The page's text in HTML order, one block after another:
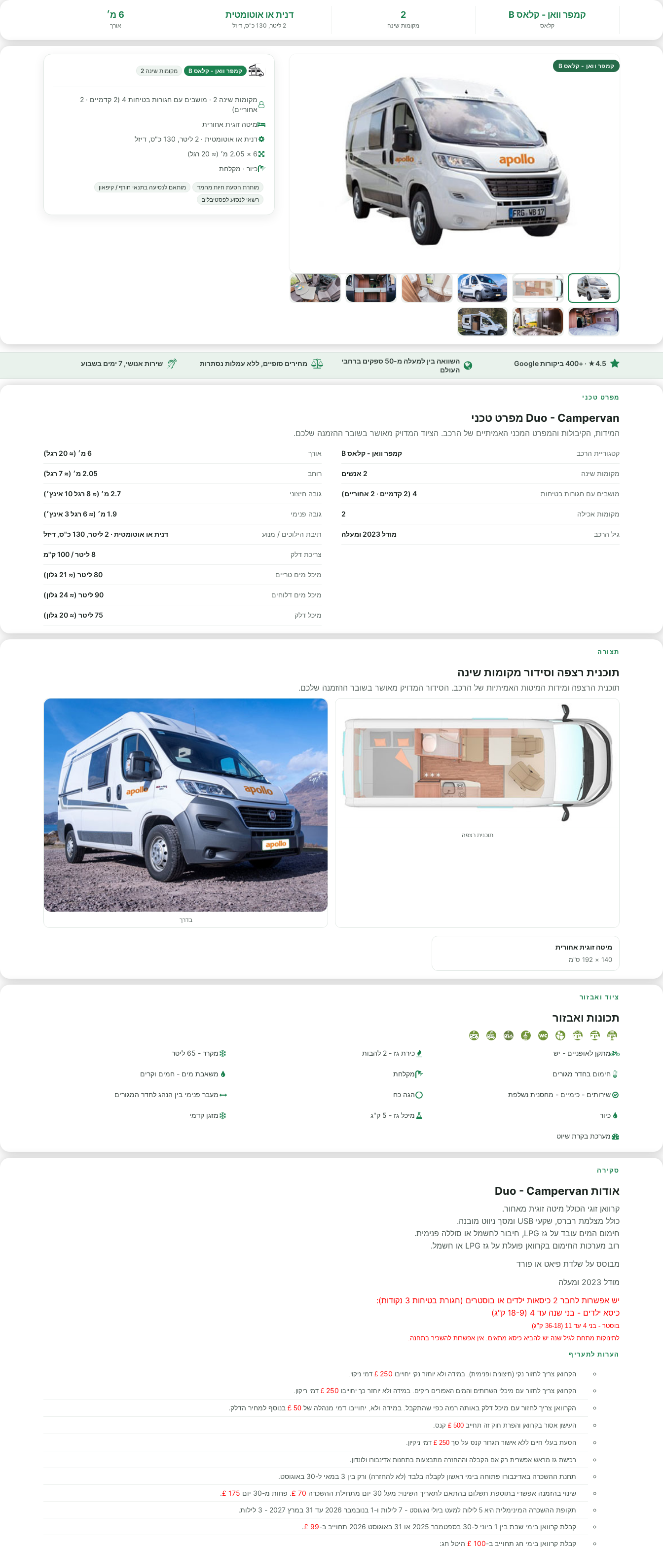
קמפר וואן - קלאס B
קלאס
2
מקומות שינה
דנית או אוטומטית
2 ליטר, 130 כ"ס, דיזל
6 מ׳
אורך
קמפר וואן - קלאס B
קמפר וואן - קלאס B מקומות שינה 2
מקומות שינה 2 · מושבים עם חגורות בטיחות 4 (2 קדמיים · 2
אחוריים)
מיטה זוגית אחורית
דנית או אוטומטית · 2 ליטר, 130 כ"ס, דיזל
6 × 2.05 מ׳ (≈ 20 רגל)
כיור · מקלחת
מותרת הסעת חיות מחמד
מותאם לנסיעה בתנאי חורף / קיפאון
רשאי לנסוע לפסטיבלים
4.5★ · +400 ביקורות Google
השוואה בין למעלה מ-50 ספקים ברחבי
העולם
מחירים סופיים, ללא עמלות נסתרות שירות אנושי, 7 ימים בשבוע
מפרט טכני
Duo - Campervan מפרט טכני
המידות, הקיבולות והמפרט המכני האמיתיים של הרכב. הציוד המדויק מאושר בשובר ההזמנה שלכם.
קטגוריית הרכב קמפר וואן - קלאס B
מקומות שינה 2 אנשים
מושבים עם חגורות בטיחות 4 (2 קדמיים · 2 אחוריים)
מקומות אכילה 2
גיל הרכב מודל 2023 ומעלה
אורך 6 מ׳ (≈ 20 רגל)
רוחב 2.05 מ׳ (≈ 7 רגל)
גובה חיצוני 2.7 מ׳ (≈ 8 רגל 10 אינץ׳)
גובה פנימי 1.9 מ׳ (≈ 6 רגל 3 אינץ׳)
תיבת הילוכים / מנוע דנית או אוטומטית · 2 ליטר, 130 כ"ס, דיזל
צריכת דלק 8 ליטר / 100 ק"מ
מיכל מים טריים 80 ליטר (≈ 21 גלון)
מיכל מים דלוחים 90 ליטר (≈ 24 גלון)
מיכל דלק 75 ליטר (≈ 20 גלון)
תצורה
תוכנית רצפה וסידור מקומות שינה
תוכנית הרצפה ומידות המיטות האמיתיות של הרכב. הסידור המדויק מאושר בשובר ההזמנה שלכם.
תוכנית רצפה
בדרך
מיטה זוגית אחורית
140 × 192 ס"מ
ציוד ואבזור
תכונות ואבזור
מתקן לאופניים - יש כירת גז - 2 להבות מקרר - 65 ליטר
חימום בחדר מגורים מקלחת משאבת מים - חמים וקרים
שירותים - כימיים - מחסנית נשלפת הגה כח מעבר פנימי בין הנהג לחדר המגורים
כיור מיכל גז - 5 ק"ג מזגן קדמי
מערכת בקרת שיוט
סקירה
אודות Duo - Campervan
קרוואן זוגי הכולל מיטה זוגית מאחור.
כולל מצלמת רברס, שקעי USB ומסך ניווט מובנה.
חימום המים עובד על גז LPG, חיבור לחשמל או סוללה פנימית.
רוב מערכות החימום בקרוואן פועלת על גז LPG או חשמל.
מבוסס על שלדת פיאט או פורד
מודל 2023 ומעלה
יש אפשרות לחבר 2 כיסאות ילדים או בוסטרים (חגורת בטיחות 3 נקודות):
כיסא ילדים - בני שנה עד 4 (18-9 ק"ג)
בוסטר - בני 4 עד 11 (36-18 ק"ג)
לתינוקות מתחת לגיל שנה יש להביא כיסא מתאים. אין אפשרות להשכיר בתחנה.
הערות לתעריף
הקרוואן צריך לחזור נקי (חיצונית ופנימית). במידה ולא יוחזר נקי יחוייבו 250
£ דמי ניקוי.
הקרוואן צריך לחזור עם מיכלי השרותים והמים האפורים ריקים. במידה ולא יוחזר כך יחוייבו 250
£ דמי ריקון.
הקרוואן צריך לחזור עם מיכל דלק באותה רמה כפי שהתקבל. במידה ולא, יחוייבו דמי מנהלה של 50
£ בנוסף למחיר הדלק.
העישון אסור בקרוואן והפרת חוק זה תחייב 500 £ קנס.
הסעת בעלי חיים ללא אישור תגרור קנס על סך 250 £ דמי ניקיון.
רכישת גז מראש אפשרית רק אם הקבלה וההחזרה מתבצעות בתחנות אדינבורו ולונדון.
תחנת ההשכרה באדינבורו פתוחה בימי ראשון לקבלה בלבד (לא להחזרה) ורק בין 3 במאי ל-30 באוגוסט.
שינוי בהזמנה אפשרי בתוספת תשלום בהתאם לתאריך השינוי: מעל 30 יום מתחילת ההשכרה
70 £ . פחות מ-30 יום 175 £
.
תקופת ההשכרה המינימלית היא 5 לילות למעט ביולי ואוגוסט
- 7 לילות ו-1 בנובמבר 2026 עד 31 במרץ 2027 - 3 לילות.
קבלת קרוואן בימי שבת בין 1 ביוני ל-30 בספטמבר 2025 או 31 באוגוסט 2026 תחוייב ב-
99 £
.
קבלת קרוואן בימי חג תחוייב ב-100 £ היטל חג: